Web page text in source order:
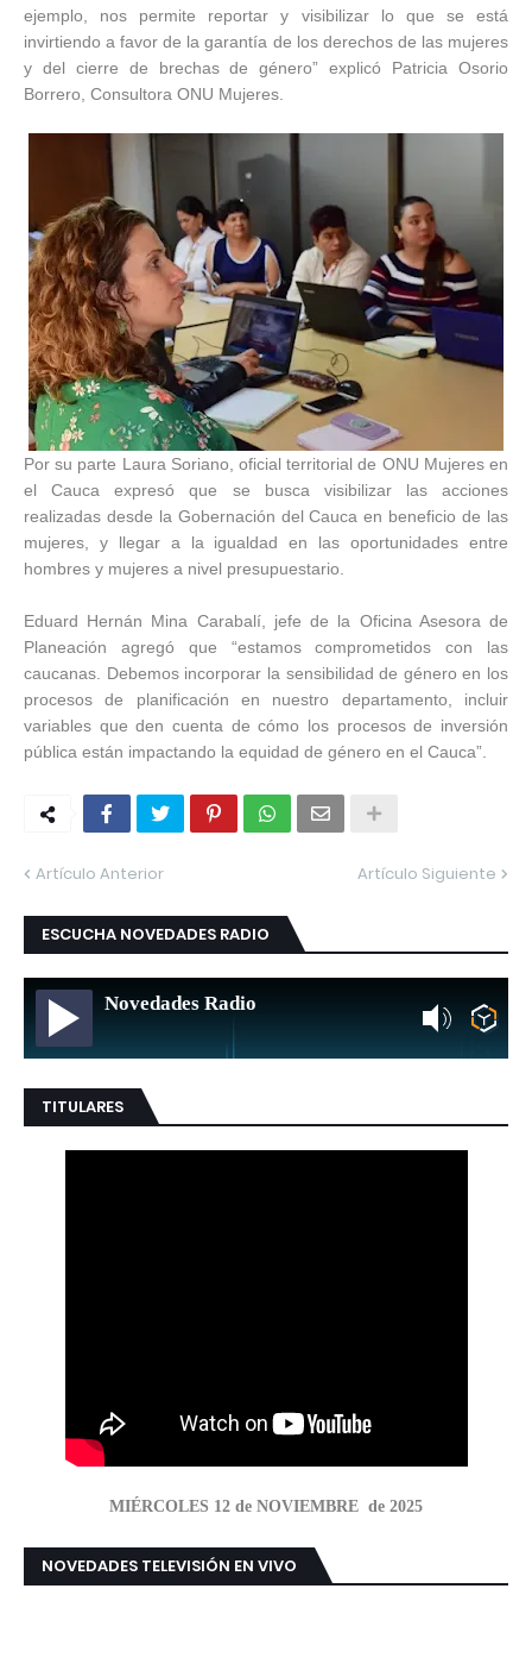
ejemplo, nos permite reportar y visibilizar lo que se está
invirtiendo a favor de la garantía de los derechos de las mujeres
y del cierre de brechas de género” explicó Patricia Osorio
Borrero, Consultora ONU Mujeres.
Por su parte Laura Soriano, oficial territorial de ONU Mujeres en
el Cauca expresó que se busca visibilizar las acciones
realizadas desde la Gobernación del Cauca en beneficio de las
mujeres, y llegar a la igualdad en las oportunidades entre
hombres y mujeres a nivel presupuestario.
Eduard Hernán Mina Carabalí, jefe de la Oficina Asesora de
Planeación agregó que “estamos comprometidos con las
caucanas. Debemos incorporar la sensibilidad de género en los
procesos de planificación en nuestro departamento, incluir
variables que den cuenta de cómo los procesos de inversión
pública están impactando la equidad de género en el Cauca”.
Artículo Anterior Artículo Siguiente
ESCUCHA NOVEDADES RADIO
Novedades Radio
TITULARES
MIÉRCOLES 12 de NOVIEMBRE de 2025
NOVEDADES TELEVISIÓN EN VIVO